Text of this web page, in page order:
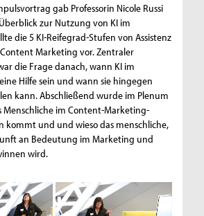
gab Professorin Nicole Russi
zur Nutzung von KI im
die 5 KI-Reifegrad-Stufen von Assistenz
Marketing vor. Zentraler
die Frage danach, wann KI im
Hilfe sein und wann sie hingegen
kann. Abschließend wurde im Plenum
Menschliche im Content-Marketing-
kommt und und wieso das menschliche,
an Bedeutung im Marketing und
wird.